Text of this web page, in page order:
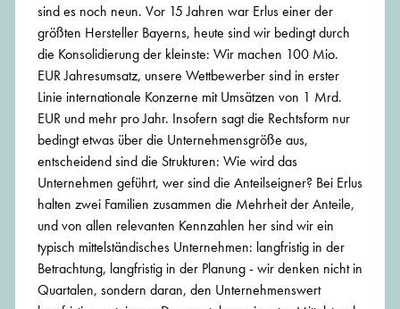
sind es noch neun. Vor 15 Jahren war Erlus einer der
größten Hersteller Bayerns, heute sind wir bedingt durch
die Konsolidierung der kleinste: Wir machen 100 Mio.
EUR Jahresumsatz, unsere Wettbewerber sind in erster
Linie internationale Konzerne mit Umsätzen von 1 Mrd.
EUR und mehr pro Jahr. Insofern sagt die Rechtsform nur
bedingt etwas über die Unternehmensgröße aus,
entscheidend sind die Strukturen: Wie wird das
Unternehmen geführt, wer sind die Anteilseigner? Bei Erlus
halten zwei Familien zusammen die Mehrheit der Anteile,
und von allen relevanten Kennzahlen her sind wir ein
typisch mittelständisches Unternehmen: langfristig in der
Betrachtung, langfristig in der Planung - wir denken nicht in
Quartalen, sondern daran, den Unternehmenswert